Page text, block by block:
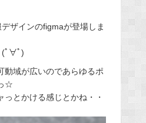
ザインのfigmaが登場しま
(ﾟ∀ﾟ)
動域が広いのであらゆるポ
☆
っとかける感じとかね・・